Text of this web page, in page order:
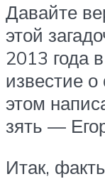
Давайте
этой
2013 года
известие
этом
зять —
Итак,